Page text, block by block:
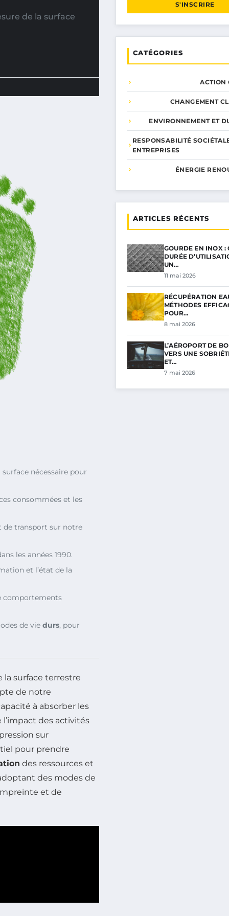
de la surface
nécessaire pour
consommées et les
de transport sur notre
les années 1990.
et l’état de la
comportements
de vie durs, pour
surface terrestre
de notre
à absorber les
des activités
sur
pour prendre
des ressources et
des modes de
et de
S'INSCRIRE
CATÉGORIES
ACTION
CHANGEMENT
ENVIRONNEMENT ET
RESPONSABILITÉ
ENTREPRISES
ÉNERGIE
ARTICLES RÉCENTS
GOURDE EN INOX :
DURÉE
UN…
11 mai 2026
RÉCUPÉRATION
MÉTHODES
POUR…
8 mai 2026
L’AÉROPORT DE
VERS UNE
ET…
7 mai 2026